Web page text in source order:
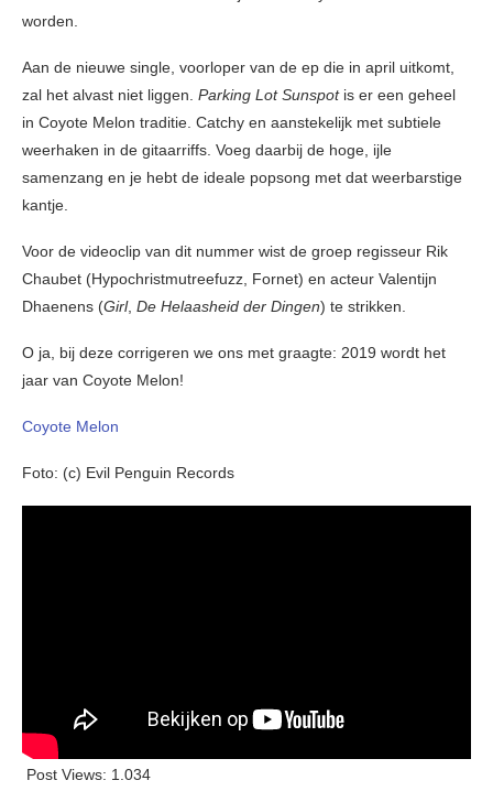
worden.
Aan de nieuwe single, voorloper van de ep die in april uitkomt,
zal het alvast niet liggen. Parking Lot Sunspot is er een geheel
in Coyote Melon traditie. Catchy en aanstekelijk met subtiele
weerhaken in de gitaarriffs. Voeg daarbij de hoge, ijle
samenzang en je hebt de ideale popsong met dat weerbarstige
kantje.
Voor de videoclip van dit nummer wist de groep regisseur Rik
Chaubet (Hypochristmutreefuzz, Fornet) en acteur Valentijn
Dhaenens (Girl, De Helaasheid der Dingen) te strikken.
O ja, bij deze corrigeren we ons met graagte: 2019 wordt het
jaar van Coyote Melon!
Coyote Melon
Foto: (c) Evil Penguin Records
Post Views: 1.034